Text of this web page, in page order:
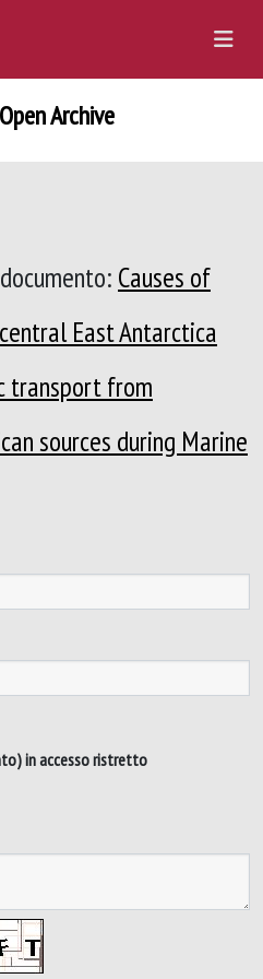
Archive
Causes of
East Antarctica
transport from
sources during Marine
in accesso ristretto